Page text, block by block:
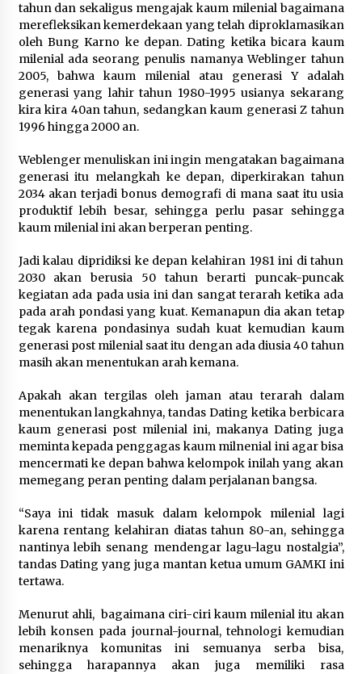
tahun dan sekaligus mengajak kaum milenial bagaimana
merefleksikan kemerdekaan yang telah diproklamasikan
oleh Bung Karno ke depan. Dating ketika bicara kaum
milenial ada seorang penulis namanya Weblinger tahun
2005, bahwa kaum milenial atau generasi Y adalah
generasi yang lahir tahun 1980-1995 usianya sekarang
kira kira 40an tahun, sedangkan kaum generasi Z tahun
1996 hingga 2000 an.
Weblenger menuliskan ini ingin mengatakan bagaimana
generasi itu melangkah ke depan, diperkirakan tahun
2034 akan terjadi bonus demografi di mana saat itu usia
produktif lebih besar, sehingga perlu pasar sehingga
kaum milenial ini akan berperan penting.
Jadi kalau dipridiksi ke depan kelahiran 1981 ini di tahun
2030 akan berusia 50 tahun berarti puncak-puncak
kegiatan ada pada usia ini dan sangat terarah ketika ada
pada arah pondasi yang kuat. Kemanapun dia akan tetap
tegak karena pondasinya sudah kuat kemudian kaum
generasi post milenial saat itu dengan ada diusia 40 tahun
masih akan menentukan arah kemana.
Apakah akan tergilas oleh jaman atau terarah dalam
menentukan langkahnya, tandas Dating ketika berbicara
kaum generasi post milenial ini, makanya Dating juga
meminta kepada penggagas kaum milnenial ini agar bisa
mencermati ke depan bahwa kelompok inilah yang akan
memegang peran penting dalam perjalanan bangsa.
“Saya ini tidak masuk dalam kelompok milenial lagi
karena rentang kelahiran diatas tahun 80-an, sehingga
nantinya lebih senang mendengar lagu-lagu nostalgia”,
tandas Dating yang juga mantan ketua umum GAMKI ini
tertawa.
Menurut ahli, bagaimana ciri-ciri kaum milenial itu akan
lebih konsen pada journal-journal, tehnologi kemudian
menariknya komunitas ini semuanya serba bisa,
sehingga harapannya akan juga memiliki rasa